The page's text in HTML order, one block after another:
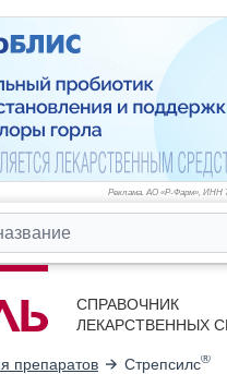
Реклама. АО «Р-Фарм», ИНН
СПРАВОЧНИК
ЛЕКАРСТВЕННЫХ
препаратов Стрепсилс®